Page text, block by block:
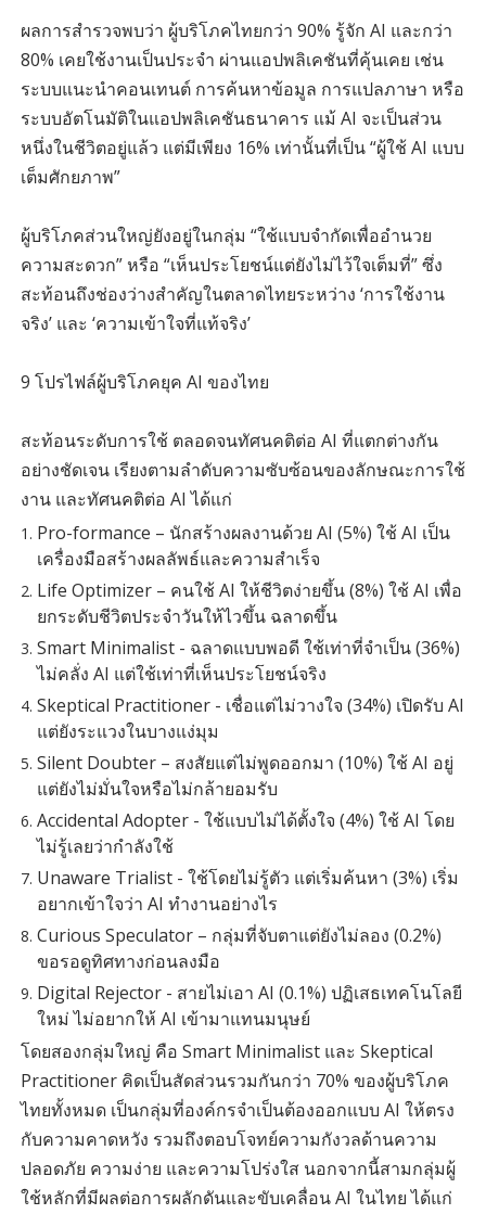
ผลการสำรวจพบว่า ผู้บริโภคไทยกว่า 90% รู้จัก AI และกว่า
80% เคยใช้งานเป็นประจำ ผ่านแอปพลิเคชันที่คุ้นเคย เช่น
ระบบแนะนำคอนเทนต์ การค้นหาข้อมูล การแปลภาษา หรือ
ระบบอัตโนมัติในแอปพลิเคชันธนาคาร แม้ AI จะเป็นส่วน
หนึ่งในชีวิตอยู่แล้ว แต่มีเพียง 16% เท่านั้นที่เป็น “ผู้ใช้ AI แบบ
เต็มศักยภาพ”
ผู้บริโภคส่วนใหญ่ยังอยู่ในกลุ่ม “ใช้แบบจำกัดเพื่ออำนวย
ความสะดวก” หรือ “เห็นประโยชน์แต่ยังไม่ไว้ใจเต็มที่” ซึ่ง
สะท้อนถึงช่องว่างสำคัญในตลาดไทยระหว่าง ‘การใช้งาน
จริง’ และ ‘ความเข้าใจที่แท้จริง’
9 โปรไฟล์ผู้บริโภคยุค AI ของไทย
สะท้อนระดับการใช้ ตลอดจนทัศนคติต่อ AI ที่แตกต่างกัน
อย่างชัดเจน เรียงตามลำดับความซับซ้อนของลักษณะการใช้
งาน และทัศนคติต่อ AI ได้แก่
Pro-formance – นักสร้างผลงานด้วย AI (5%) ใช้ AI เป็น
เครื่องมือสร้างผลลัพธ์และความสำเร็จ
Life Optimizer – คนใช้ AI ให้ชีวิตง่ายขึ้น (8%) ใช้ AI เพื่อ
ยกระดับชีวิตประจำวันให้ไวขึ้น ฉลาดขึ้น
Smart Minimalist - ฉลาดแบบพอดี ใช้เท่าที่จำเป็น (36%)
ไม่คลั่ง AI แต่ใช้เท่าที่เห็นประโยชน์จริง
Skeptical Practitioner - เชื่อแต่ไม่วางใจ (34%) เปิดรับ AI
แต่ยังระแวงในบางแง่มุม
Silent Doubter – สงสัยแต่ไม่พูดออกมา (10%) ใช้ AI อยู่
แต่ยังไม่มั่นใจหรือไม่กล้ายอมรับ
Accidental Adopter - ใช้แบบไม่ได้ตั้งใจ (4%) ใช้ AI โดย
ไม่รู้เลยว่ากำลังใช้
Unaware Trialist - ใช้โดยไม่รู้ตัว แต่เริ่มค้นหา (3%) เริ่ม
อยากเข้าใจว่า AI ทำงานอย่างไร
Curious Speculator – กลุ่มที่จับตาแต่ยังไม่ลอง (0.2%)
ขอรอดูทิศทางก่อนลงมือ
Digital Rejector - สายไม่เอา AI (0.1%) ปฏิเสธเทคโนโลยี
ใหม่ ไม่อยากให้ AI เข้ามาแทนมนุษย์
โดยสองกลุ่มใหญ่ คือ Smart Minimalist และ Skeptical
Practitioner คิดเป็นสัดส่วนรวมกันกว่า 70% ของผู้บริโภค
ไทยทั้งหมด เป็นกลุ่มที่องค์กรจำเป็นต้องออกแบบ AI ให้ตรง
กับความคาดหวัง รวมถึงตอบโจทย์ความกังวลด้านความ
ปลอดภัย ความง่าย และความโปร่งใส นอกจากนี้สามกลุ่มผู้
ใช้หลักที่มีผลต่อการผลักดันและขับเคลื่อน AI ในไทย ได้แก่